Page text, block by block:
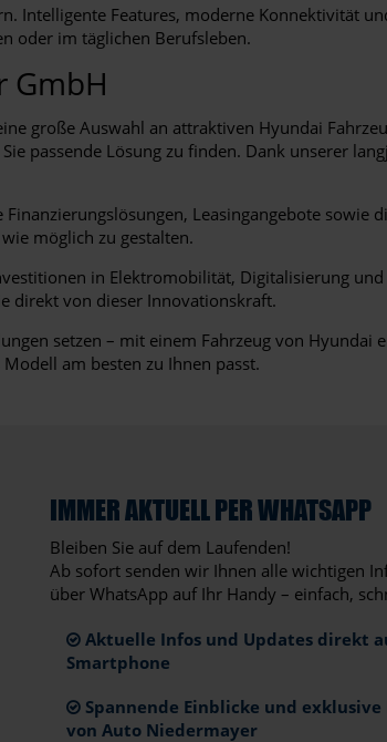
Intelligente Features, moderne Konnektivität
oder im täglichen Berufsleben.
GmbH
große Auswahl an attraktiven Hyundai
passende Lösung zu finden. Dank unserer
Leasingangebote
möglich zu gestalten.
in Elektromobilität, Digitalisierung
direkt von dieser Innovationskraft.
setzen – mit einem Fahrzeug von
am besten zu Ihnen passt.
IMMER AKTUELL PER WHATSAPP
Bleiben Sie auf dem Laufenden!
Ab sofort senden wir Ihnen alle wichtigen
über WhatsApp auf Ihr Handy – einfach,
Aktuelle Infos und Updates direkt
Smartphone
Spannende Einblicke und
von Auto Niedermayer